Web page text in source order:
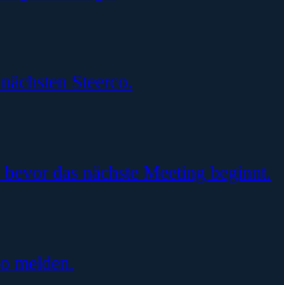
Steerco.
das nächste Meeting beginnt.
melden.